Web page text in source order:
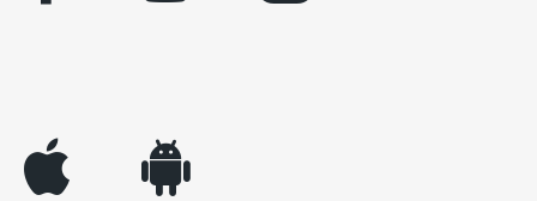
appleinc android